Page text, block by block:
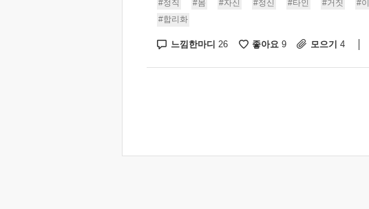
#정직 #몸 #자신 #정신 #타인 #거짓 #
#합리화
느낌한마디 26 좋아요 9 모으기 4